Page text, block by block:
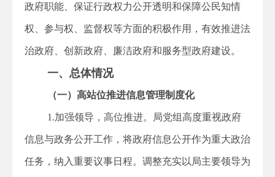
政府职能、保证行政权力公开透明和保障公民知情
权、参与权、监督权等方面的积极作用，有效推进法
治政府、创新政府、廉洁政府和服务型政府建设。
一、总体情况
（一）高站位推进信息管理制度化
1.加强领导，高位推进。局党组高度重视政府
信息与政务公开工作，将政府信息公开作为重大政治
任务，纳入重要议事日程。调整充实以局主要领导为